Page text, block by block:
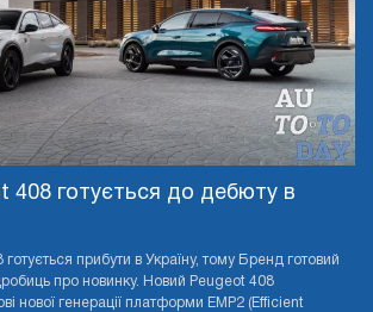
408 готується до дебюту в
прибути в Україну, тому Бренд готовий
про новинку. Новий Peugeot 408
нової генерації платформи EMP2 (Efficient